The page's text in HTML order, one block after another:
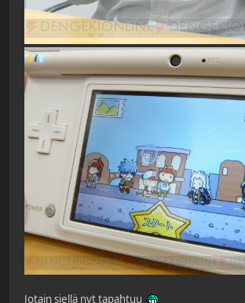
Jotain siellä nyt tapahtuu